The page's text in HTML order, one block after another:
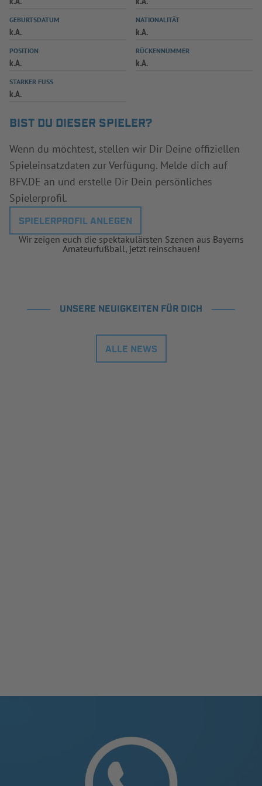
SPIELPLUS
GEBURTSDATUM
k.A.
NATIONALITÄT
k.A.
POSITION
k.A.
RÜCKENNUMMER
k.A.
STARKER FUSS
k.A.
BIST DU DIESER SPIELER?
Wenn du möchtest, stellen wir Dir Deine offiziellen
Spieleinsatzdaten zur Verfügung. Melde dich auf
BFV.DE an und erstelle Dir Dein persönliches
Spielerprofil.
SPIELERPROFIL ANLEGEN
Wir zeigen euch die spektakulärsten Szenen aus Bayerns
Amateurfußball, jetzt reinschauen!
UNSERE NEUIGKEITEN FÜR DICH
ALLE NEWS